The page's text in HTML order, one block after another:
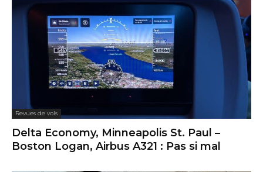
Revues de vols
Delta Economy, Minneapolis St. Paul –
Boston Logan, Airbus A321 : Pas si mal